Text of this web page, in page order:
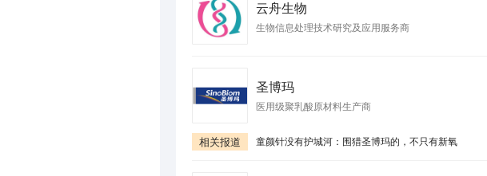
云舟生物
生物信息处理技术研究及应用服务商
圣博玛
医用级聚乳酸原材料生产商
相关报道 童颜针没有护城河：围猎圣博玛的，不只有新氧